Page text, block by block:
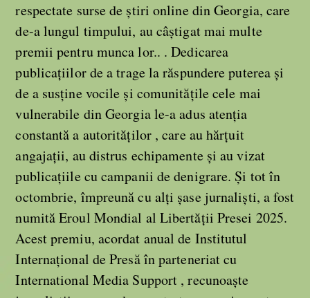
respectate surse de știri online din Georgia, care
de-a lungul timpului, au câștigat mai multe
premii pentru munca lor.. . Dedicarea
publicațiilor de a trage la răspundere puterea și
de a susține vocile și comunitățile cele mai
vulnerabile din Georgia le-a adus atenția
constantă a autorităților , care au hărțuit
angajații, au distrus echipamente și au vizat
publicațiile cu campanii de denigrare. Și tot în
octombrie, împreună cu alți șase jurnaliști, a fost
numită Eroul Mondial al Libertății Presei 2025.
Acest premiu, acordat anual de Institutul
Internațional de Presă în parteneriat cu
International Media Support , recunoaște